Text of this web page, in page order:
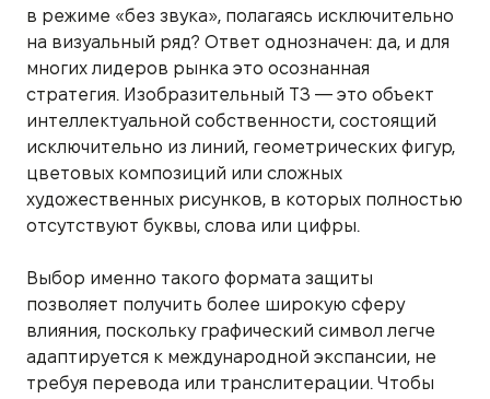
в режиме «без звука», полагаясь исключительно
на визуальный ряд? Ответ однозначен: да, и для
многих лидеров рынка это осознанная
стратегия. Изобразительный ТЗ — это объект
интеллектуальной собственности, состоящий
исключительно из линий, геометрических фигур,
цветовых композиций или сложных
художественных рисунков, в которых полностью
отсутствуют буквы, слова или цифры.
Выбор именно такого формата защиты
позволяет получить более широкую сферу
влияния, поскольку графический символ легче
адаптируется к международной экспансии, не
требуя перевода или транслитерации. Чтобы